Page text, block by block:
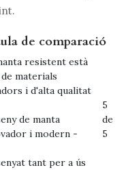
de comparació
resistent està
materials
i d'alta qualitat
de manta
i modern -
tant per a ús
5
de
5